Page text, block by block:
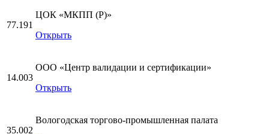
77.191
ЦОК «МКПП (Р)»
Открыть
14.003
ООО «Центр валидации и сертификации»
Открыть
35.002
Вологодская торгово-промышленная палата